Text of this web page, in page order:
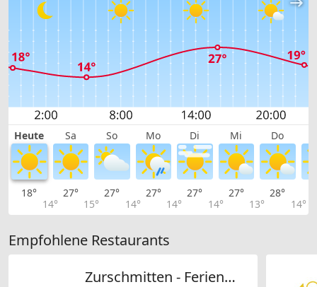
Heute Sa So Mo Di Mi Do
18°
14°
27°
15°
27°
14°
27°
14°
27°
14°
27°
13°
28°
14°
Empfohlene Restaurants
Zurschmitten - Ferienwohnungen - Tea Room - Bäckerei